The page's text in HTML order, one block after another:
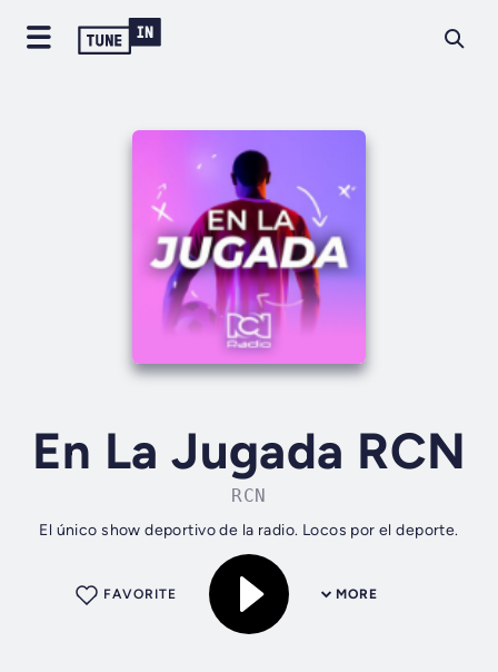
En La Jugada RCN
RCN
El único show deportivo de la radio. Locos por el deporte.
MORE
FAVORITE